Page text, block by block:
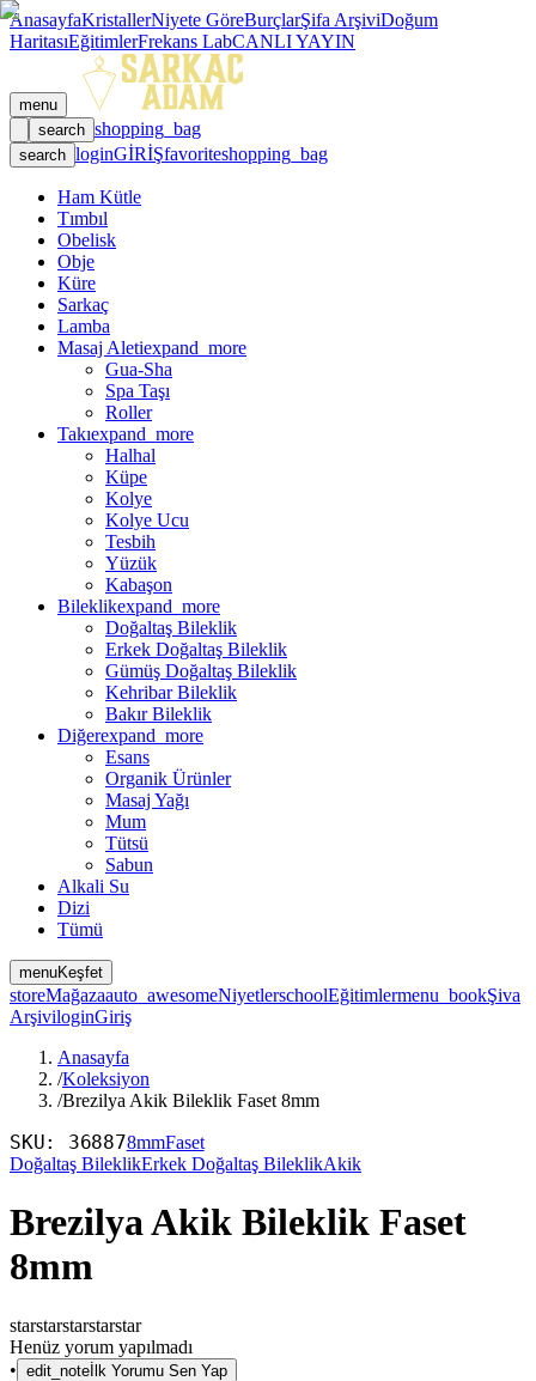
AnasayfaKristallerNiyete GöreBurçlarŞifa ArşiviDoğum
HaritasıEğitimlerFrekans LabCANLI YAYIN
menu
search shopping_bag
search loginGİRİŞfavoriteshopping_bag
Ham Kütle
Tımbıl
Obelisk
Obje
Küre
Sarkaç
Lamba
Masaj Aletiexpand_more
Gua-Sha
Spa Taşı
Roller
Takıexpand_more
Halhal
Küpe
Kolye
Kolye Ucu
Tesbih
Yüzük
Kabaşon
Bileklikexpand_more
Doğaltaş Bileklik
Erkek Doğaltaş Bileklik
Gümüş Doğaltaş Bileklik
Kehribar Bileklik
Bakır Bileklik
Diğerexpand_more
Esans
Organik Ürünler
Masaj Yağı
Mum
Tütsü
Sabun
Alkali Su
Dizi
Tümü
menuKeşfet
storeMağazaauto_awesomeNiyetlerschoolEğitimlermenu_bookŞiva
ArşiviloginGiriş
Anasayfa
/Koleksiyon
/Brezilya Akik Bileklik Faset 8mm
SKU: 368878mmFaset
Doğaltaş BileklikErkek Doğaltaş BileklikAkik
Brezilya Akik Bileklik Faset
8mm
starstarstarstarstar
Henüz yorum yapılmadı
• edit_note İlk Yorumu Sen Yap